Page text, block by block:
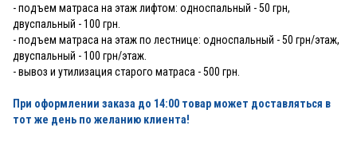
- подъем матраса на этаж лифтом: односпальный - 50 грн,
двуспальный - 100 грн.
- подъем матраса на этаж по лестнице: односпальный - 50 грн/этаж,
двуспальный - 100 грн/этаж.
- вывоз и утилизация старого матраса - 500 грн.
При оформлении заказа до 14:00 товар может доставляться в
тот же день по желанию клиента!